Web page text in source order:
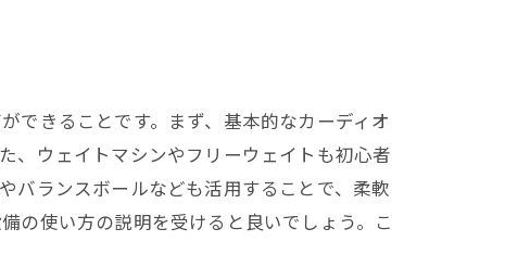
できることです。まず、基本的なカーディオ
、ウェイトマシンやフリーウェイトも初心者
バランスボールなども活用することで、柔軟
の使い方の説明を受けると良いでしょう。こ